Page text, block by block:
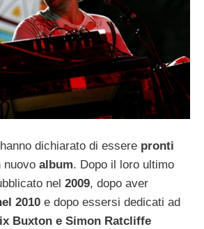
hanno dichiarato di essere pronti
nuovo album. Dopo il loro ultimo
nel 2009, dopo aver
2010 e dopo essersi dedicati ad
Buxton e Simon Ratcliffe